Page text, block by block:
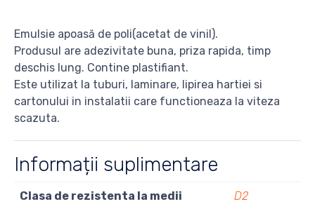
Emulsie apoasă de poli(acetat de vinil).
Produsul are adezivitate buna, priza rapida, timp
deschis lung. Contine plastifiant.
Este utilizat la tuburi, laminare, lipirea hartiei si
cartonului in instalatii care functioneaza la viteza
scazuta.
Informații suplimentare
Clasa de rezistenta la medii
D2